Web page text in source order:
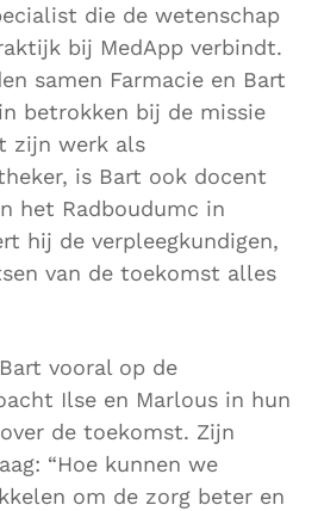
die de wetenschap
bij MedApp verbindt.
samen Farmacie en Bart
betrokken bij de missie
zijn werk als
is Bart ook docent
het Radboudumc in
hij de verpleegkundigen,
van de toekomst alles
vooral op de
Ilse en Marlous in hun
de toekomst. Zijn
“Hoe kunnen we
om de zorg beter en